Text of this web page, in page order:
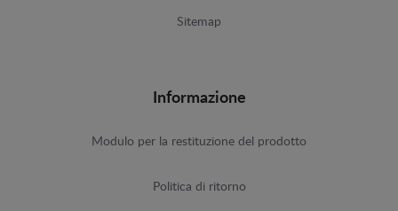
Sitemap
Informazione
Modulo per la restituzione del prodotto
Politica di ritorno